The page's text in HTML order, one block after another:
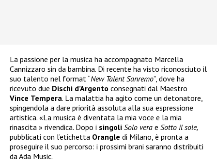
La passione per la musica ha accompagnato Marcella
Cannizzaro sin da bambina. Di recente ha visto riconosciuto il
suo talento nel format “New Talent Sanremo”, dove ha
ricevuto due Dischi d’Argento consegnati dal Maestro
Vince Tempera. La malattia ha agito come un detonatore,
spingendola a dare priorità assoluta alla sua espressione
artistica. «La musica è diventata la mia voce e la mia
rinascita » rivendica. Dopo i singoli Solo vera e Sotto il sole,
pubblicati con l’etichetta Orangle di Milano, è pronta a
proseguire il suo percorso: i prossimi brani saranno distribuiti
da Ada Music.